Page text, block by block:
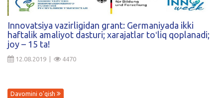
Qidirish
Innovatsiya vazirligidan grant: Germaniyada ikki
haftalik amaliyot dasturi; xarajatlar toʻliq qoplanadi;
joy – 15 ta!
12.08.2019 | 4470
Davomini o'qish